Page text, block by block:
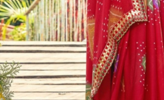
सौभाग्य की प्राप्ति